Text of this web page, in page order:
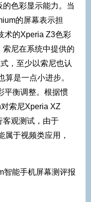
色彩显示能力。当
的屏幕表示担
术的Xperia Z3色彩
尼在系统中提供的
，至少以索尼也认
算是一点小进步。
平衡调整。根据惯
索尼Xperia XZ
客观测试，由于
属于视频类应用，